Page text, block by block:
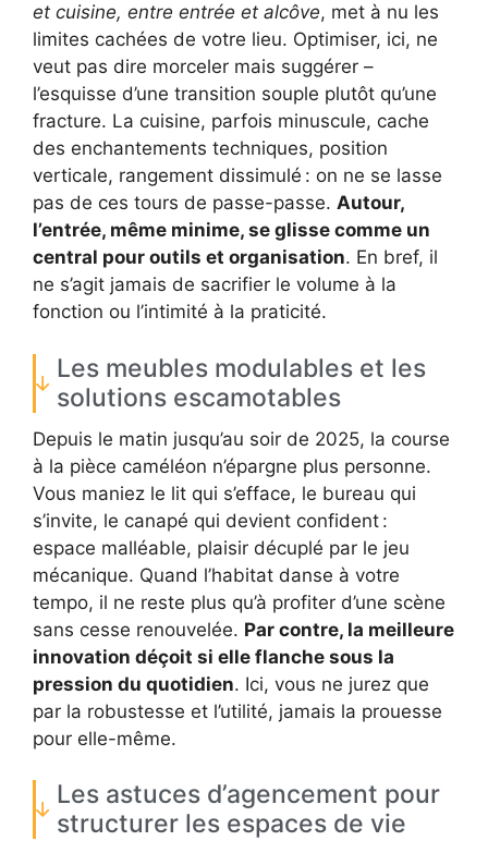
et cuisine, entre entrée et alcôve, met à nu les
limites cachées de votre lieu. Optimiser, ici, ne
veut pas dire morceler mais suggérer –
l’esquisse d’une transition souple plutôt qu’une
fracture. La cuisine, parfois minuscule, cache
des enchantements techniques, position
verticale, rangement dissimulé : on ne se lasse
pas de ces tours de passe-passe. Autour,
l’entrée, même minime, se glisse comme un
central pour outils et organisation. En bref, il
ne s’agit jamais de sacrifier le volume à la
fonction ou l’intimité à la praticité.
Les meubles modulables et les
solutions escamotables
Depuis le matin jusqu’au soir de 2025, la course
à la pièce caméléon n’épargne plus personne.
Vous maniez le lit qui s’efface, le bureau qui
s’invite, le canapé qui devient confident :
espace malléable, plaisir décuplé par le jeu
mécanique. Quand l’habitat danse à votre
tempo, il ne reste plus qu’à profiter d’une scène
sans cesse renouvelée. Par contre, la meilleure
innovation déçoit si elle flanche sous la
pression du quotidien. Ici, vous ne jurez que
par la robustesse et l’utilité, jamais la prouesse
pour elle-même.
Les astuces d’agencement pour
structurer les espaces de vie